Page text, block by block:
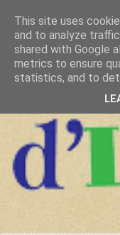
This site uses
and to analyze
shared with Google
metrics to ensure
statistics, and to